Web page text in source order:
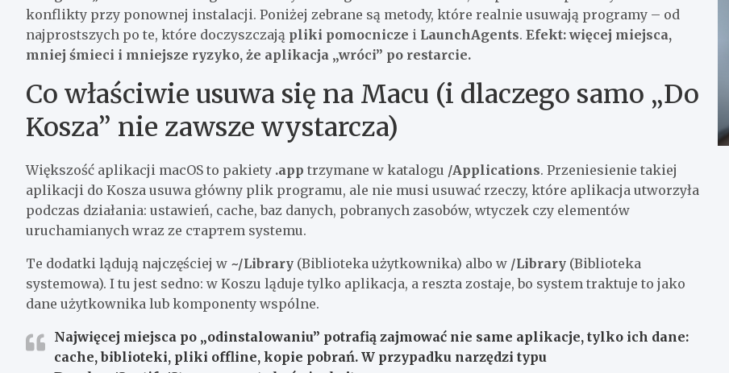
konflikty przy ponownej instalacji. Poniżej zebrane są metody, które realnie usuwają programy – od
najprostszych po te, które doczyszczają pliki pomocnicze i LaunchAgents. Efekt: więcej miejsca,
mniej śmieci i mniejsze ryzyko, że aplikacja „wróci” po restarcie.
Co właściwie usuwa się na Macu (i dlaczego samo „Do
Kosza” nie zawsze wystarcza)
Większość aplikacji macOS to pakiety .app trzymane w katalogu /Applications. Przeniesienie takiej
aplikacji do Kosza usuwa główny plik programu, ale nie musi usuwać rzeczy, które aplikacja utworzyła
podczas działania: ustawień, cache, baz danych, pobranych zasobów, wtyczek czy elementów
uruchamianych wraz ze стартem systemu.
Te dodatki lądują najczęściej w ~/Library (Biblioteka użytkownika) albo w /Library (Biblioteka
systemowa). I tu jest sedno: w Koszu ląduje tylko aplikacja, a reszta zostaje, bo system traktuje to jako
dane użytkownika lub komponenty wspólne.
Najwięcej miejsca po „odinstalowaniu” potrafią zajmować nie same aplikacje, tylko ich dane:
cache, biblioteki, pliki offline, kopie pobrań. W przypadku narzędzi typu